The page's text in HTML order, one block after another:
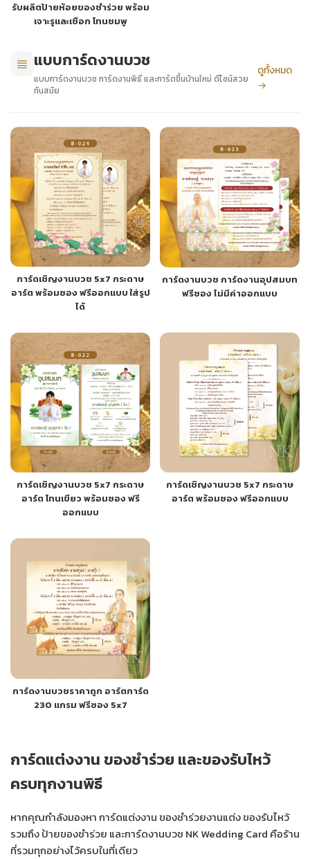
รับผลิตป้ายห้อยของชำร่วย พร้อม
เจาะรูและเชือก โทนชมพู
แบบการ์ดงานบวช
แบบการ์ดงานบวช การ์ดงานพิธี และการ์ดขึ้นบ้านใหม่ ดีไซน์สวย
ทันสมัย
ดูทั้งหมด
→
การ์ดเชิญงานบวช 5x7 กระดาษ
อาร์ต พร้อมซอง ฟรีออกแบบ ใส่รูป
ได้
การ์ดงานบวช การ์ดงานอุปสมบท
ฟรีซอง ไม่มีค่าออกแบบ
การ์ดเชิญงานบวช 5x7 กระดาษ
อาร์ต โทนเขียว พร้อมซอง ฟรี
ออกแบบ
การ์ดเชิญงานบวช 5x7 กระดาษ
อาร์ต พร้อมซอง ฟรีออกแบบ
การ์ดงานบวชราคาถูก อาร์ตการ์ด
230 แกรม ฟรีซอง 5x7
การ์ดแต่งงาน ของชำร่วย และของรับไหว้
ครบทุกงานพิธี
หากคุณกำลังมองหา การ์ดแต่งงาน ของชำร่วยงานแต่ง ของรับไหว้
รวมถึง ป้ายของชำร่วย และการ์ดงานบวช NK Wedding Card คือร้าน
ที่รวมทุกอย่างไว้ครบในที่เดียว